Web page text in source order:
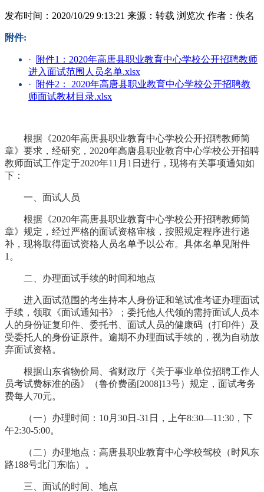
发布时间：2020/10/29 9:13:21 来源：转载 浏览次 作者：佚名
附件:
·
附件1：2020年高唐县职业教育中心学校公开招聘教师
进入面试范围人员名单.xlsx
·
附件2： 2020年高唐县职业教育中心学校公开招聘教
师面试教材目录.xlsx
根据《2020年高唐县职业教育中心学校公开招聘教师简
章》要求，经研究，2020年高唐县职业教育中心学校公开招聘
教师面试工作定于2020年11月1日进行，现将有关事项通知如
下：
一、面试人员
根据《2020年高唐县职业教育中心学校公开招聘教师简
章》规定，经过严格的面试资格审核，按照规定程序进行递
补，现将取得面试资格人员名单予以公布。具体名单见附件
1。
二、办理面试手续的时间和地点
进入面试范围的考生持本人身份证和笔试准考证办理面试
手续，领取《面试通知书》；委托他人代领的需持面试人员本
人的身份证复印件、委托书、面试人员的健康码（打印件）及
受委托人的身份证原件。逾期不办理面试手续的，视为自动放
弃面试资格。
根据山东省物价局、省财政厅《关于事业单位招聘工作人
员考试费标准的函》（鲁价费函[2008]13号）规定，面试考务
费每人70元。
（一）办理时间：10月30日-31日，上午8:30—11:30，下
午2:30-5:00。
（二）办理地点：高唐县职业教育中心学校驾校（时风东
路188号北门东临）。
三、面试的时间、地点